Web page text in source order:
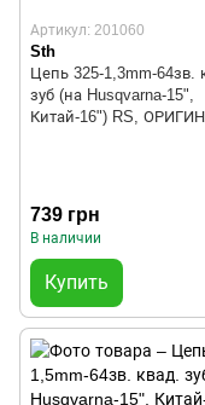
Артикул: 201060
Sth
Цепь 325-1,3mm-64зв.
зуб (на Husqvarna-15",
Китай-16") RS,
739 грн
В наличии
Купить